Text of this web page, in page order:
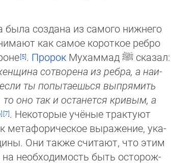
создана из самого нижнего
как самое короткое ребро
. Пророк Мухаммадﷺ сказал:
сотворена из ребра, а наи­
ты попыта­ешься выпря­мить
оно так и останется кри­вым, а
. Некоторые учёные трак­туют
метафо­рическое выра­жение, ука­
Они также считают, что этим
необхо­димость быть ос­то­рож­